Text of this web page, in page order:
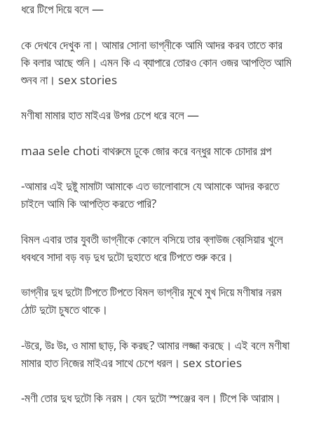
ধরে টিপে দিয়ে বলে —
কে দেখবে দেখুক না। আমার সোনা ভাগ্নীকে আমি আদর করব তাতে কার
কি বলার আছে শুনি। এমন কি এ ব্যাপারে তোরও কোন ওজর আপত্তি আমি
শুনব না। sex stories
মণীষা মামার হাত মাইএর উপর চেপে ধরে বলে —
maa sele choti বাথরুমে ঢুকে জোর করে বন্ধুর মাকে চোদার গল্প
-আমার এই দুষ্টু মামাটা আমাকে এত ভালোবাসে যে আমাকে আদর করতে
চাইলে আমি কি আপত্তি করতে পারি?
বিমল এবার তার যুবতী ভাগ্নীকে কোলে বসিয়ে তার ব্লাউজ ব্রেসিয়ার খুলে
ধবধবে সাদা বড় বড় দুধ দুটো দুহাতে ধরে টিপতে শুরু করে।
ভাগ্নীর দুধ দুটো টিপতে টিপতে বিমল ভাগ্নীর মুখে মুখ দিয়ে মণীষার নরম
ঠোট দুটো চুষতে থাকে।
-উরে, উঃ উঃ, ও মামা ছাড়, কি করছ? আমার লজ্জা করছে। এই বলে মণীষা
মামার হাত নিজের মাইএর সাথে চেপে ধরল। sex stories
-মণী তোর দুধ দুটো কি নরম। যেন দুটো স্পঞ্জের বল। টিপে কি আরাম।